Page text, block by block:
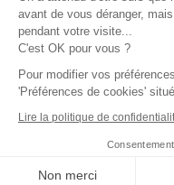
avant de vous déranger,
pendant votre visite...
C'est OK pour vous ?
Pour modifier vos
'Préférences de cookies'
Lire la politique de
Non merci